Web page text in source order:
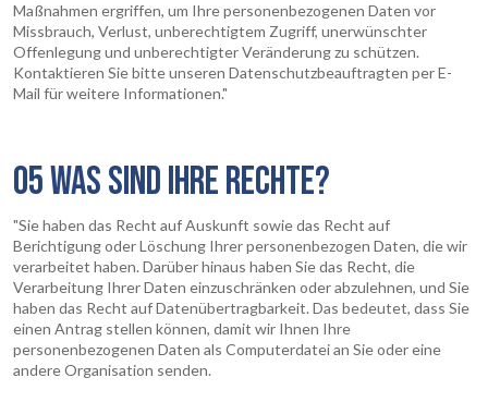
Maßnahmen ergriffen, um Ihre personenbezogenen Daten vor
Missbrauch, Verlust, unberechtigtem Zugriff, unerwünschter
Offenlegung und unberechtigter Veränderung zu schützen.
Kontaktieren Sie bitte unseren Datenschutzbeauftragten per E-
Mail für weitere Informationen."
05 WAS SIND IHRE RECHTE?
"Sie haben das Recht auf Auskunft sowie das Recht auf
Berichtigung oder Löschung Ihrer personenbezogen Daten, die wir
verarbeitet haben. Darüber hinaus haben Sie das Recht, die
Verarbeitung Ihrer Daten einzuschränken oder abzulehnen, und Sie
haben das Recht auf Datenübertragbarkeit. Das bedeutet, dass Sie
einen Antrag stellen können, damit wir Ihnen Ihre
personenbezogenen Daten als Computerdatei an Sie oder eine
andere Organisation senden.